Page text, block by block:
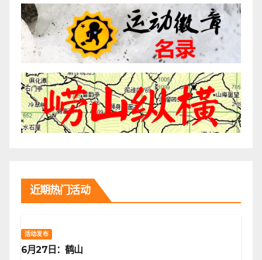
近期热门活动
活动发布
6月27日：鹤山